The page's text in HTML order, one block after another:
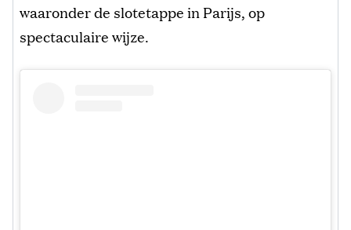
waaronder de slotetappe in Parijs, op
spectaculaire wijze.